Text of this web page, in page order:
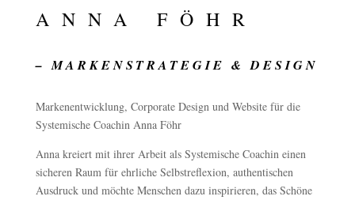
ANNA FÖHR
– MARKENSTRATEGIE & DESIGN
Markenentwicklung, Corporate Design und Website für die
Systemische Coachin Anna Föhr
Anna kreiert mit ihrer Arbeit als Systemische Coachin einen
sicheren Raum für ehrliche Selbstreflexion, authentischen
Ausdruck und möchte Menschen dazu inspirieren, das Schöne